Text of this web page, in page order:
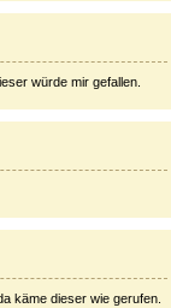
würde mir gefallen.
käme dieser wie gerufen.